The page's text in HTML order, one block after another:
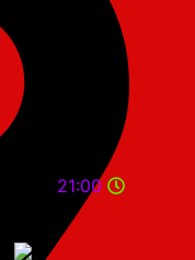
21:00